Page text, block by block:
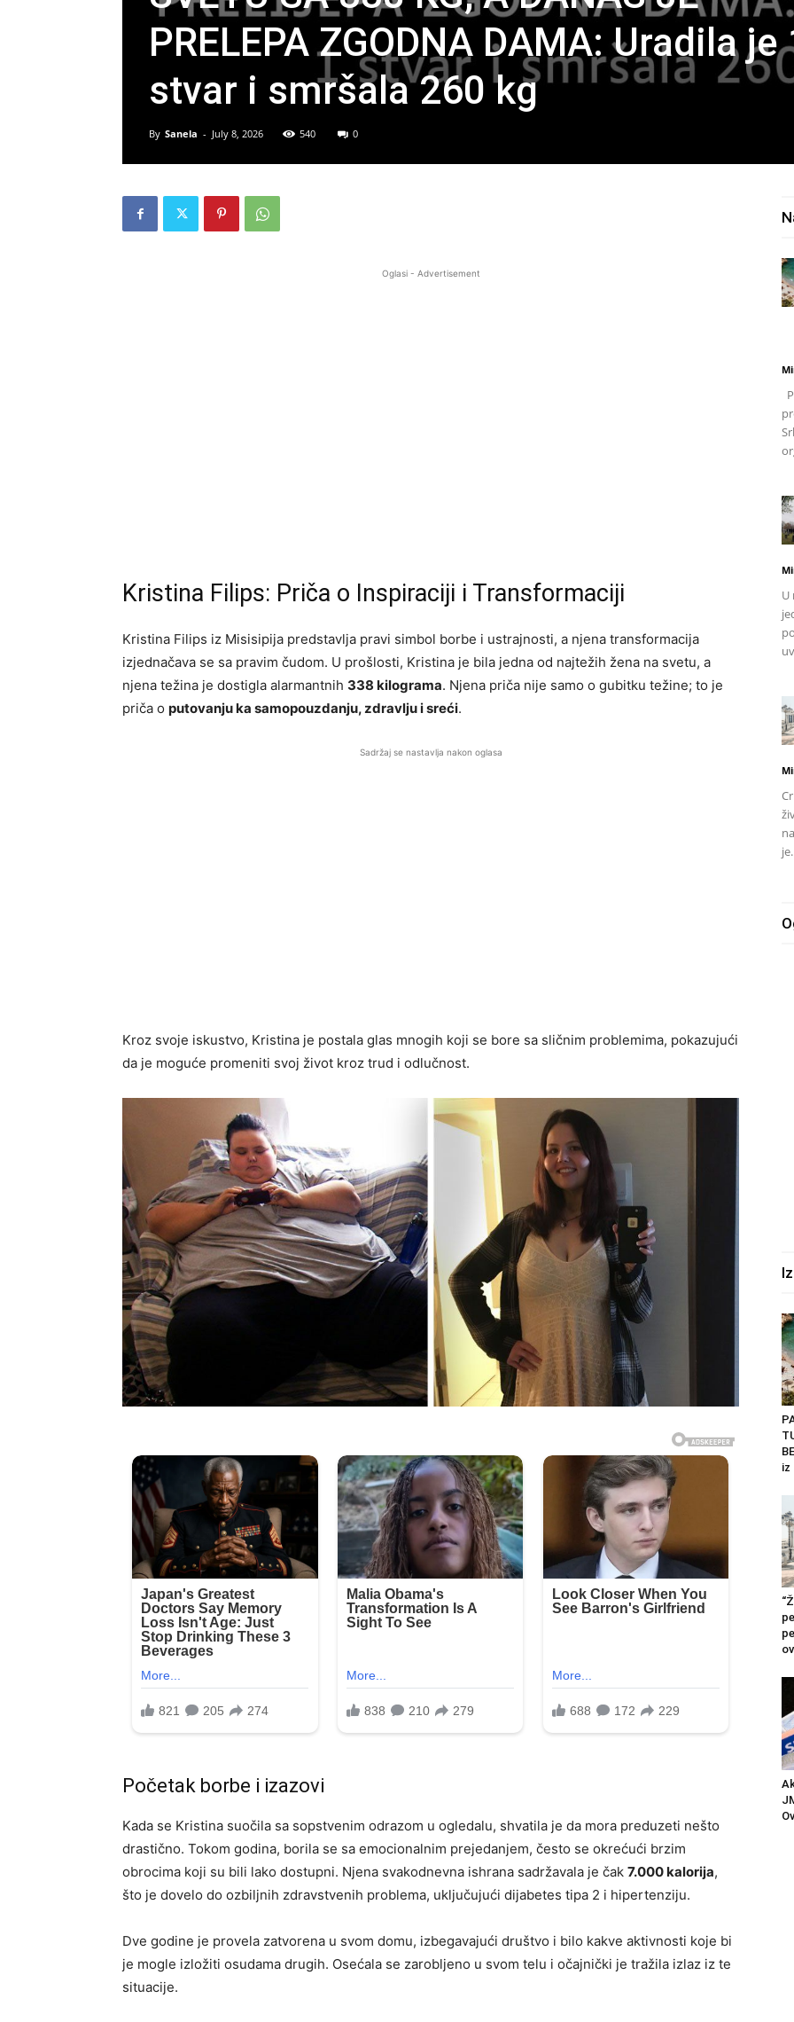
PRELEPA ZGODNA DAMA: Uradila je
stvar i smršala 260 kg
By Sanela - July 8, 2026 540 0
Oglasi - Advertisement
Kristina Filips: Priča o Inspiraciji i Transformaciji
Kristina Filips iz Misisipija predstavlja pravi simbol borbe i ustrajnosti, a njena transformacija
izjednačava se sa pravim čudom. U prošlosti, Kristina je bila jedna od najtežih žena na svetu, a
njena težina je dostigla alarmantnih 338 kilograma. Njena priča nije samo o gubitku težine; to je
priča o putovanju ka samopouzdanju, zdravlju i sreći.
Sadržaj se nastavlja nakon oglasa
Kroz svoje iskustvo, Kristina je postala glas mnogih koji se bore sa sličnim problemima, pokazujući
da je moguće promeniti svoj život kroz trud i odlučnost.
Početak borbe i izazovi
Kada se Kristina suočila sa sopstvenim odrazom u ogledalu, shvatila je da mora preduzeti nešto
drastično. Tokom godina, borila se sa emocionalnim prejedanjem, često se okrećući brzim
obrocima koji su bili lako dostupni. Njena svakodnevna ishrana sadržavala je čak 7.000 kalorija,
što je dovelo do ozbiljnih zdravstvenih problema, uključujući dijabetes tipa 2 i hipertenziju.
Dve godine je provela zatvorena u svom domu, izbegavajući društvo i bilo kakve aktivnosti koje bi
je mogle izložiti osudama drugih. Osećala se zarobljeno u svom telu i očajnički je tražila izlaz iz te
situacije.
U
iz